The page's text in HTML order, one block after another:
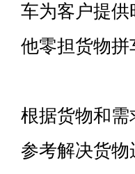
车为客户提
他零担货物
根据货物和
参考解决货物